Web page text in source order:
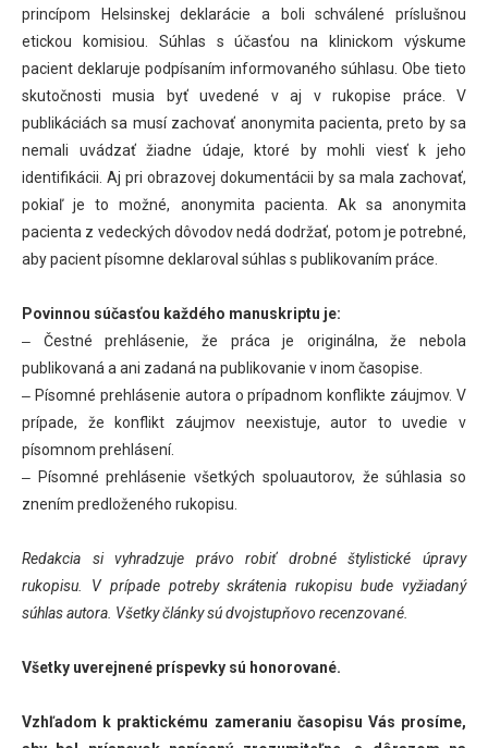
princípom Helsinskej deklarácie a boli schválené príslušnou
etickou komisiou. Súhlas s účasťou na klinickom výskume
pacient deklaruje podpísaním informovaného súhlasu. Obe tieto
skutočnosti musia byť uvedené v aj v rukopise práce. V
publikáciách sa musí zachovať anonymita pacienta, preto by sa
nemali uvádzať žiadne údaje, ktoré by mohli viesť k jeho
identifikácii. Aj pri obrazovej dokumentácii by sa mala zachovať,
pokiaľ je to možné, anonymita pacienta. Ak sa anonymita
pacienta z vedeckých dôvodov nedá dodržať, potom je potrebné,
aby pacient písomne deklaroval súhlas s publikovaním práce.
Povinnou súčasťou každého manuskriptu je:
‒ Čestné prehlásenie, že práca je originálna, že nebola
publikovaná a ani zadaná na publikovanie v inom časopise.
‒ Písomné prehlásenie autora o prípadnom konflikte záujmov. V
prípade, že konflikt záujmov neexistuje, autor to uvedie v
písomnom prehlásení.
‒ Písomné prehlásenie všetkých spoluautorov, že súhlasia so
znením predloženého rukopisu.
Redakcia si vyhradzuje právo robiť drobné štylistické úpravy
rukopisu. V prípade potreby skrátenia rukopisu bude vyžiadaný
súhlas autora. Všetky články sú dvojstupňovo recenzované.
Všetky uverejnené príspevky sú honorované.
Vzhľadom k praktickému zameraniu časopisu Vás prosíme,